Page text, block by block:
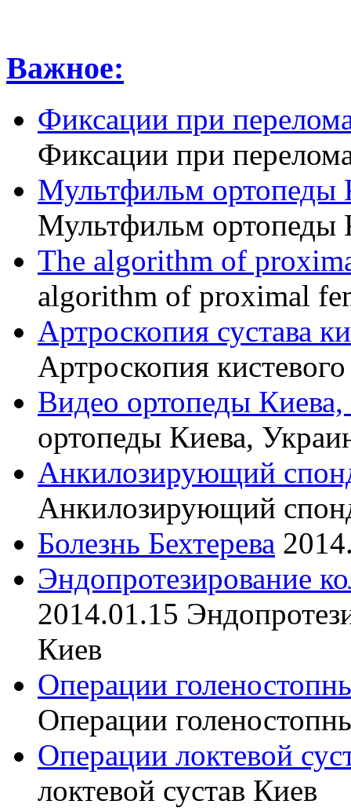
Важное:
Фиксации при
Фиксации при
Мультфильм ортопеды
Мультфильм ортопеды
The algorithm of
algorithm of proximal
Артроскопия сустава
Артроскопия
Видео ортопеды
ортопеды Киева,
Анкилозирующий
Анкилозирующий
Болезнь Бехтерева
Эндопротезирование
2014.01.15
Киев
Операции
Операции
Операции локтевой
локтевой сустав Киев